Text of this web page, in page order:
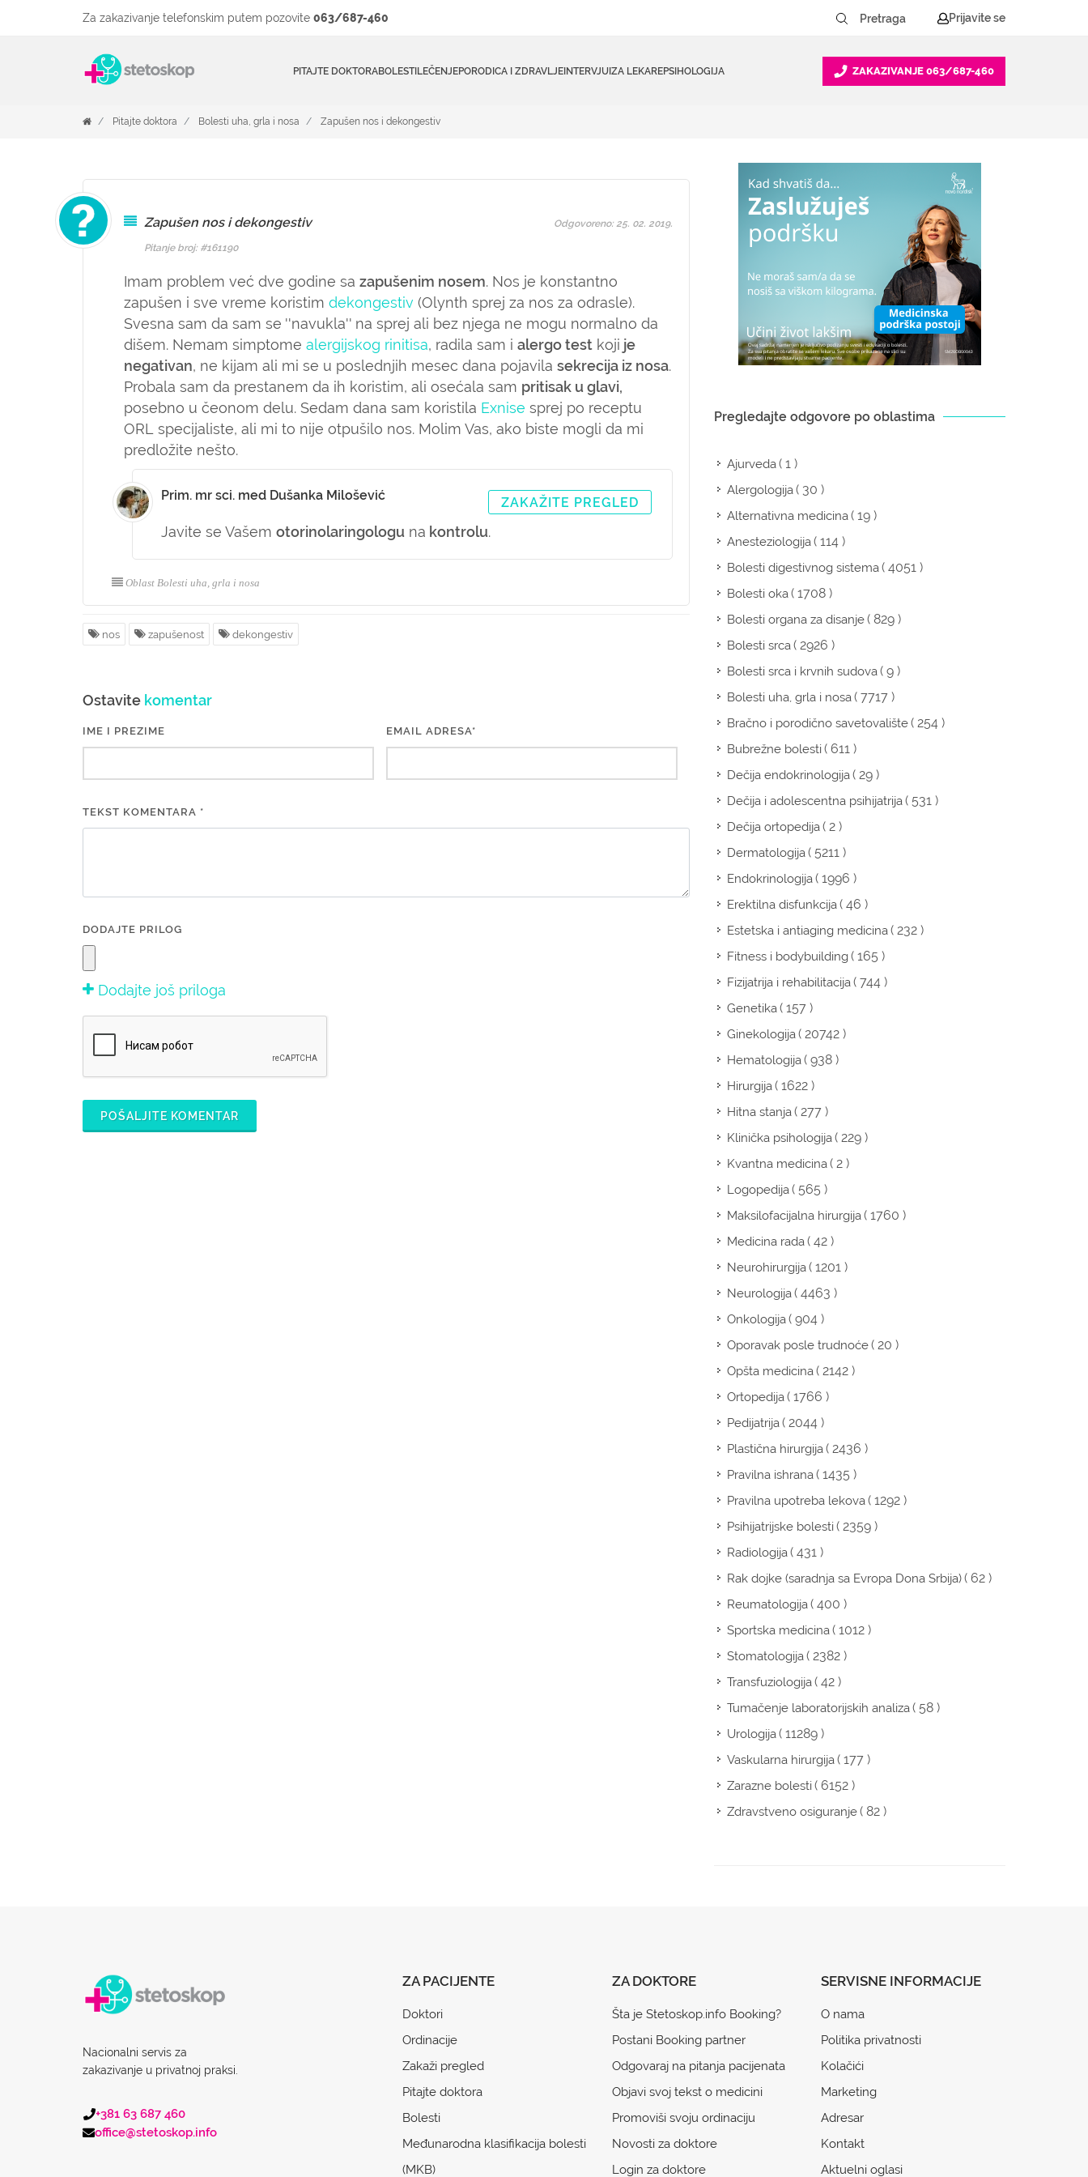
Za zakazivanje telefonskim putem pozovite 063/687-460 Prijavite se
PITAJTE DOKTORABOLESTILEČENJEPORODICA I ZDRAVLJEINTERVJUIZA LEKAREPSIHOLOGIJA ZAKAZIVANJE 063/687-460
Pitajte doktora Bolesti uha, grla i nosa Zapušen nos i dekongestiv
Zapušen nos i dekongestiv
Pitanje broj: #161190
Imam problem već dve godine sa zapušenim nosem. Nos je konstantno
zapušen i sve vreme koristim dekongestiv (Olynth sprej za nos za odrasle).
Svesna sam da sam se ''navukla'' na sprej ali bez njega ne mogu normalno da
dišem. Nemam simptome alergijskog rinitisa, radila sam i alergo test koji je
negativan, ne kijam ali mi se u poslednjih mesec dana pojavila sekrecija iz nosa.
Probala sam da prestanem da ih koristim, ali osećala sam pritisak u glavi,
posebno u čeonom delu. Sedam dana sam koristila Exnise sprej po receptu
ORL specijaliste, ali mi to nije otpušilo nos. Molim Vas, ako biste mogli da mi
predložite nešto.
Odgovoreno: 25. 02. 2019.
Prim. mr sci. med Dušanka Milošević ZAKAŽITE PREGLED
Javite se Vašem otorinolaringologu na kontrolu.
Oblast Bolesti uha, grla i nosa
nos zapušenost dekongestiv
Ostavite komentar
IME I PREZIME EMAIL ADRESA*
TEKST KOMENTARA *
DODAJTE PRILOG
Dodajte još priloga
POŠALJITE KOMENTAR
Pregledajte odgovore po oblastima
Ajurveda( 1 )
Alergologija( 30 )
Alternativna medicina( 19 )
Anesteziologija( 114 )
Bolesti digestivnog sistema( 4051 )
Bolesti oka( 1708 )
Bolesti organa za disanje( 829 )
Bolesti srca( 2926 )
Bolesti srca i krvnih sudova( 9 )
Bolesti uha, grla i nosa( 7717 )
Bračno i porodično savetovalište( 254 )
Bubrežne bolesti( 611 )
Dečija endokrinologija( 29 )
Dečija i adolescentna psihijatrija( 531 )
Dečija ortopedija( 2 )
Dermatologija( 5211 )
Endokrinologija( 1996 )
Erektilna disfunkcija( 46 )
Estetska i antiaging medicina( 232 )
Fitness i bodybuilding( 165 )
Fizijatrija i rehabilitacija( 744 )
Genetika( 157 )
Ginekologija( 20742 )
Hematologija( 938 )
Hirurgija( 1622 )
Hitna stanja( 277 )
Klinička psihologija( 229 )
Kvantna medicina( 2 )
Logopedija( 565 )
Maksilofacijalna hirurgija( 1760 )
Medicina rada( 42 )
Neurohirurgija( 1201 )
Neurologija( 4463 )
Onkologija( 904 )
Oporavak posle trudnoće( 20 )
Opšta medicina( 2142 )
Ortopedija( 1766 )
Pedijatrija( 2044 )
Plastična hirurgija( 2436 )
Pravilna ishrana( 1435 )
Pravilna upotreba lekova( 1292 )
Psihijatrijske bolesti( 2359 )
Radiologija( 431 )
Rak dojke (saradnja sa Evropa Dona Srbija)( 62 )
Reumatologija( 400 )
Sportska medicina( 1012 )
Stomatologija( 2382 )
Transfuziologija( 42 )
Tumačenje laboratorijskih analiza( 58 )
Urologija( 11289 )
Vaskularna hirurgija( 177 )
Zarazne bolesti( 6152 )
Zdravstveno osiguranje( 82 )
Nacionalni servis za
zakazivanje u privatnoj praksi.
+381 63 687 460
office@stetoskop.info
ZA PACIJENTE
Doktori
Ordinacije
Zakaži pregled
Pitajte doktora
Bolesti
Međunarodna klasifikacija bolesti
(MKB)
ZA DOKTORE
Šta je Stetoskop.info Booking?
Postani Booking partner
Odgovaraj na pitanja pacijenata
Objavi svoj tekst o medicini
Promoviši svoju ordinaciju
Novosti za doktore
Login za doktore
SERVISNE INFORMACIJE
O nama
Politika privatnosti
Kolačići
Marketing
Adresar
Kontakt
Aktuelni oglasi